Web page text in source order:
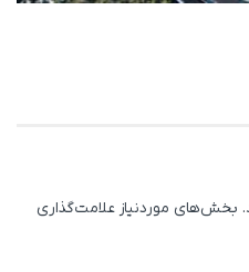
بخش‌های موردنیاز علامت‌گذاری